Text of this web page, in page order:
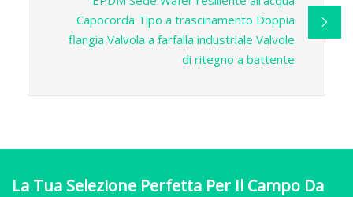
Capocorda Tipo a trascinamento Doppia
flangia Valvola a farfalla industriale Valvole
di ritegno a battente
La Tua Selezione Perfetta Per Il Campo Da